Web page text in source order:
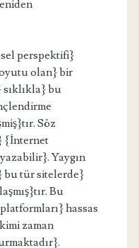
perspektifi}
olan} bir
bu
Söz
{İnternet
Yaygın
bu tür sitelerde}
Bu
hassas
zaman